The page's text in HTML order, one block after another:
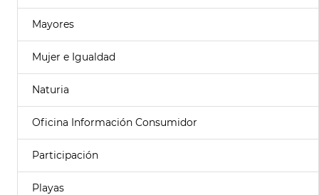
Mayores
Mujer e Igualdad
Naturia
Oficina Información Consumidor
Participación
Playas